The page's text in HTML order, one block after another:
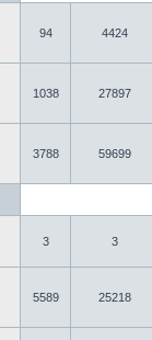
94 4424
1038 27897
3788 59699
3 3
5589 25218